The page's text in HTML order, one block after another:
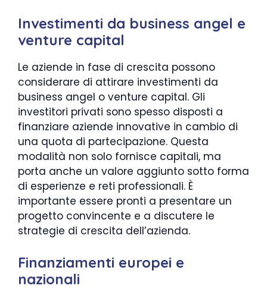
Investimenti da business angel e
venture capital
Le aziende in fase di crescita possono
considerare di attirare investimenti da
business angel o venture capital. Gli
investitori privati sono spesso disposti a
finanziare aziende innovative in cambio di
una quota di partecipazione. Questa
modalità non solo fornisce capitali, ma
porta anche un valore aggiunto sotto forma
di esperienze e reti professionali. È
importante essere pronti a presentare un
progetto convincente e a discutere le
strategie di crescita dell’azienda.
Finanziamenti europei e
nazionali